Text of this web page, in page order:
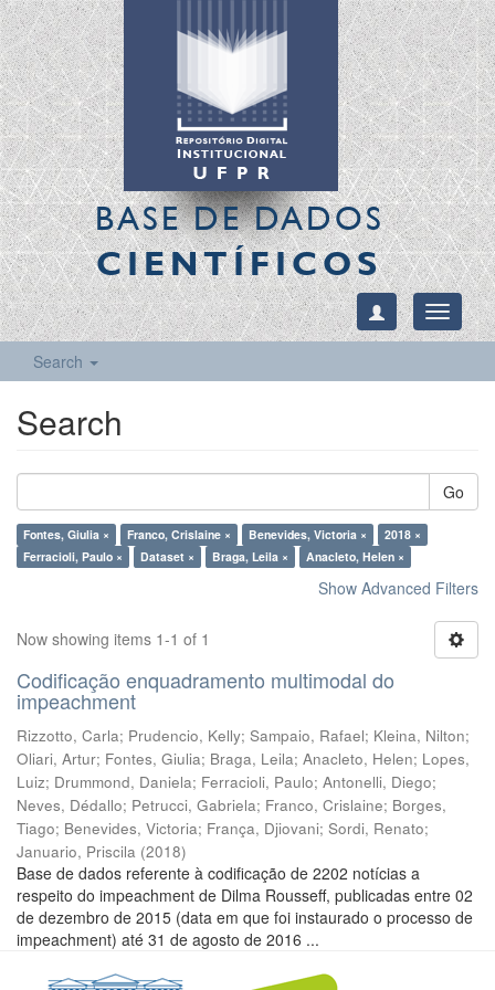
BASE DE DADOS
CIENTÍFICOS
Toggle
Search
Search
Go
Fontes, Giulia × Franco, Crislaine × Benevides, Victoria ×
2018 ×
Ferracioli, Paulo ×
Dataset × Braga, Leila × Anacleto, Helen ×
Show Advanced Filters
Now showing items 1-1 of 1
Codificação enquadramento multimodal do
impeachment
Rizzotto, Carla; Prudencio, Kelly; Sampaio, Rafael; Kleina, Nilton;
Oliari, Artur; Fontes, Giulia; Braga, Leila; Anacleto, Helen; Lopes,
Luiz; Drummond, Daniela; Ferracioli, Paulo; Antonelli, Diego;
Neves, Dédallo; Petrucci, Gabriela; Franco, Crislaine; Borges,
Tiago; Benevides, Victoria; França, Djiovani; Sordi, Renato;
Januario, Priscila (2018)
Base de dados referente à codificação de 2202 notícias a
respeito do impeachment de Dilma Rousseff, publicadas entre 02
de dezembro de 2015 (data em que foi instaurado o processo de
impeachment) até 31 de agosto de 2016 ...